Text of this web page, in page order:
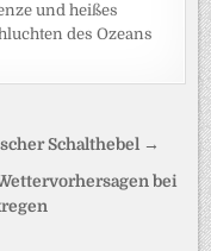
und heißes
des Ozeans
Schalthebel →
bei